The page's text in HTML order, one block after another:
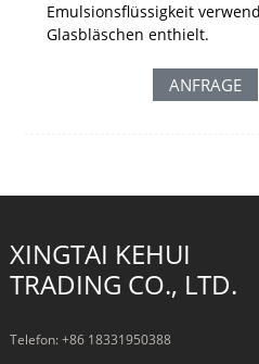
Emulsionsflüssigkeit
Glasbläschen enthielt.
ANFRAGE
XINGTAI KEHUI
TRADING CO., LTD.
Telefon: +86 18331950388